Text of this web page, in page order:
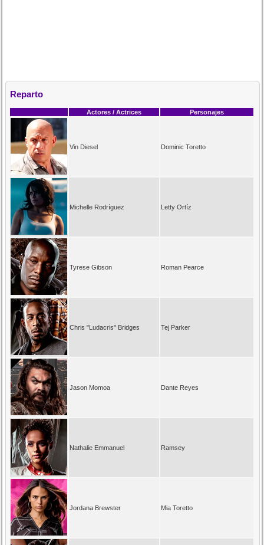
Reparto
Actores / Actrices Personajes
Vin Diesel Dominic Toretto
Michelle Rodríguez Letty Ortíz
Tyrese Gibson Roman Pearce
Chris "Ludacris" Bridges Tej Parker
Jason Momoa Dante Reyes
Nathalie Emmanuel Ramsey
Jordana Brewster Mia Toretto